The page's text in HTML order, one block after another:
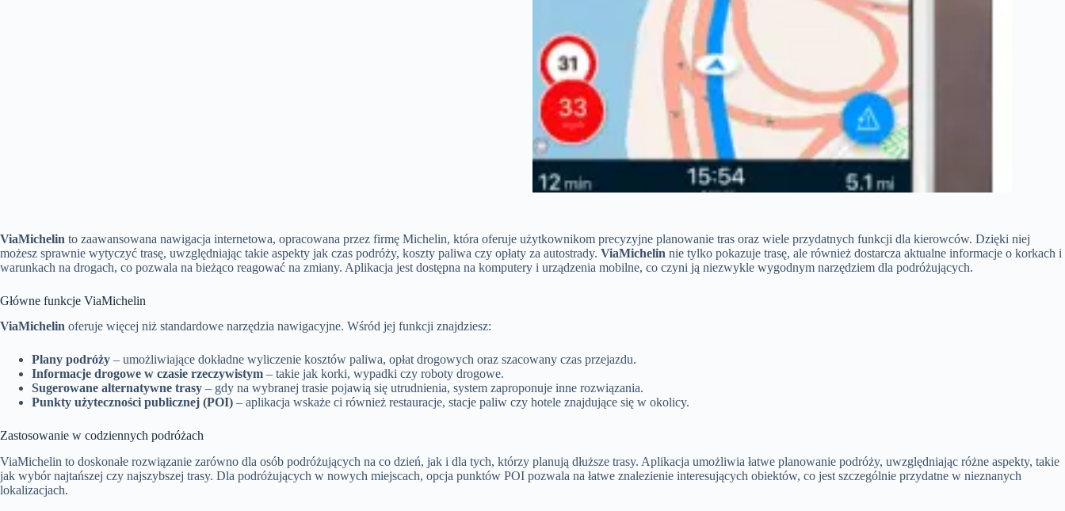
ViaMichelin to zaawansowana nawigacja internetowa, opracowana przez firmę Michelin, która oferuje użytkownikom precyzyjne planowanie tras oraz wiele przydatnych funkcji dla kierowców. Dzięki niej
możesz sprawnie wytyczyć trasę, uwzględniając takie aspekty jak czas podróży, koszty paliwa czy opłaty za autostrady. ViaMichelin nie tylko pokazuje trasę, ale również dostarcza aktualne informacje o korkach i
warunkach na drogach, co pozwala na bieżąco reagować na zmiany. Aplikacja jest dostępna na komputery i urządzenia mobilne, co czyni ją niezwykle wygodnym narzędziem dla podróżujących.
Główne funkcje ViaMichelin
ViaMichelin oferuje więcej niż standardowe narzędzia nawigacyjne. Wśród jej funkcji znajdziesz:
Plany podróży – umożliwiające dokładne wyliczenie kosztów paliwa, opłat drogowych oraz szacowany czas przejazdu.
Informacje drogowe w czasie rzeczywistym – takie jak korki, wypadki czy roboty drogowe.
Sugerowane alternatywne trasy – gdy na wybranej trasie pojawią się utrudnienia, system zaproponuje inne rozwiązania.
Punkty użyteczności publicznej (POI) – aplikacja wskaże ci również restauracje, stacje paliw czy hotele znajdujące się w okolicy.
Zastosowanie w codziennych podróżach
ViaMichelin to doskonałe rozwiązanie zarówno dla osób podróżujących na co dzień, jak i dla tych, którzy planują dłuższe trasy. Aplikacja umożliwia łatwe planowanie podróży, uwzględniając różne aspekty, takie
jak wybór najtańszej czy najszybszej trasy. Dla podróżujących w nowych miejscach, opcja punktów POI pozwala na łatwe znalezienie interesujących obiektów, co jest szczególnie przydatne w nieznanych
lokalizacjach.